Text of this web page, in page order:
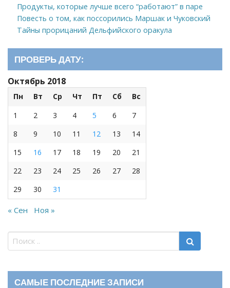
Продукты, которые лучше всего “работают” в паре
Повесть о том, как поссорились Маршак и Чуковский
Тайны прорицаний Дельфийского оракула
ПРОВЕРЬ ДАТУ:
Октябрь 2018
Пн Вт Ср Чт Пт Сб
Вс
1
2 3 4 5 6
7
8
9 10 11 12 13
14
15
16 17 18 19 20
21
22
23 24 25 26 27
28
29
30 31
« Сен Ноя »
САМЫЕ ПОСЛЕДНИЕ ЗАПИСИ